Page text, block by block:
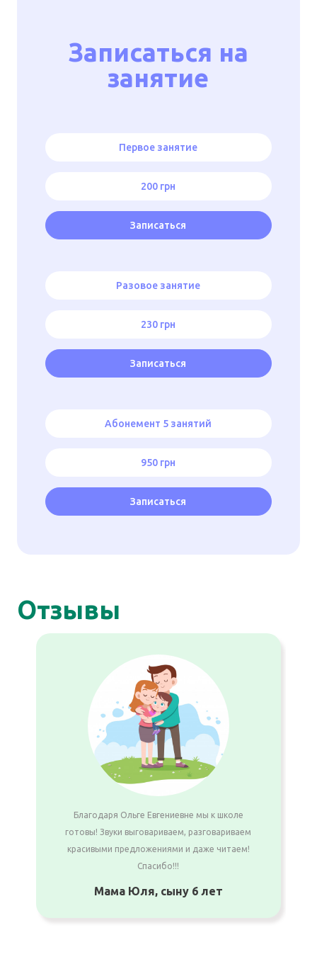
Записаться на
занятие
Первое занятие
200 грн
Записаться
Разовое занятие
230 грн
Записаться
Абонемент 5 занятий
950 грн
Записаться
Отзывы
Благодаря Ольге Евгениевне мы к школе
готовы! Звуки выговариваем, разговариваем
красивыми предложениями и даже читаем!
Спасибо!!!
Мама Юля, сыну 6 лет